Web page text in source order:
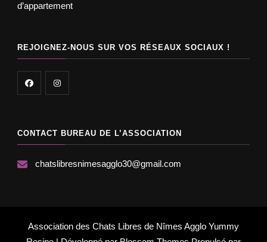
d’appartement
REJOIGNEZ-NOUS SUR VOS RÉSEAUX SOCIAUX !
CONTACT BUREAU DE L’ASSOCIATION
chatslibresnimesagglo30@gmail.com
Association des Chats Libres de Nîmes Agglo Yummy